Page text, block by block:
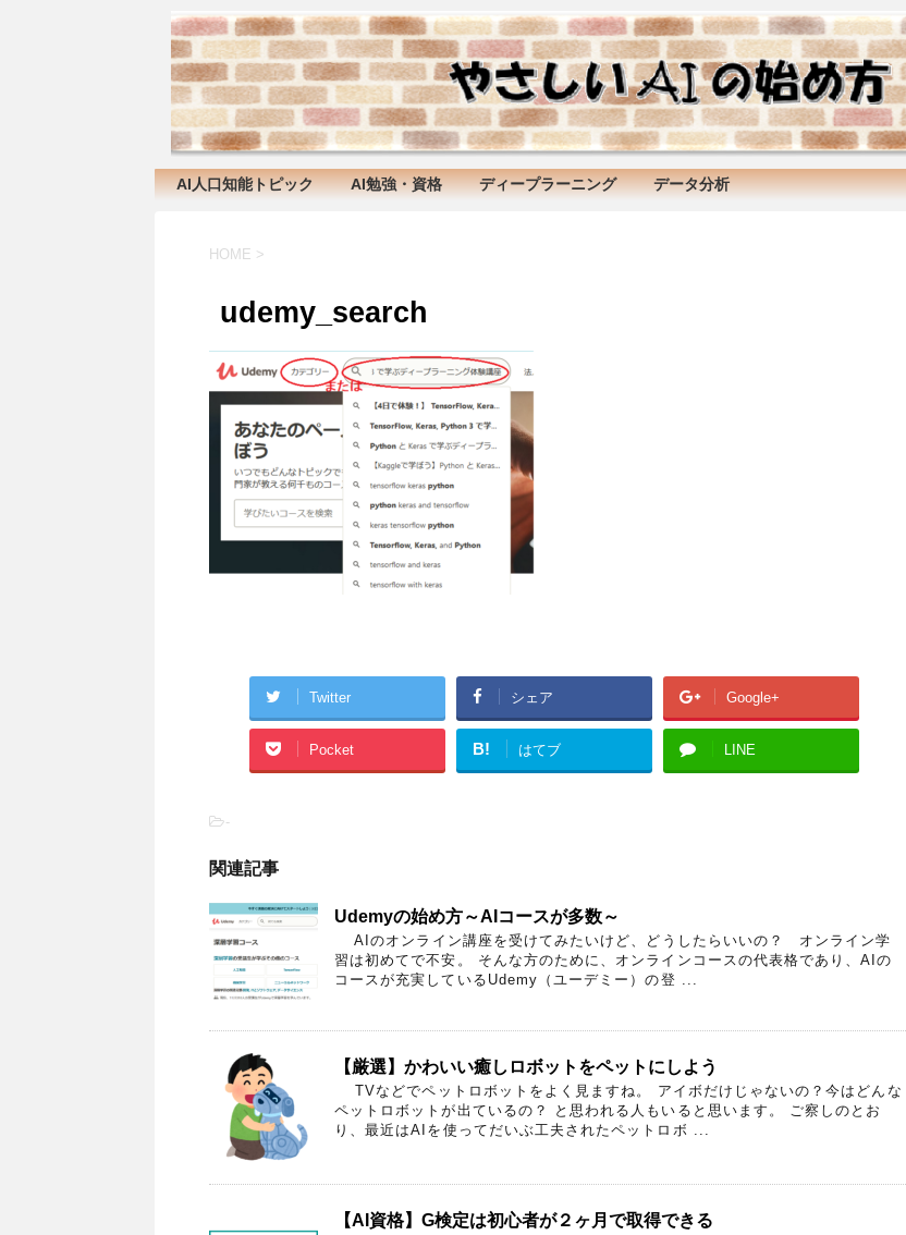
AI人口知能トピック AI勉強・資格 ディープラーニング データ分析
HOME >
udemy_search
Twitter シェア Google+
Pocket B! はてブ LINE
-
関連記事
Udemyの始め方～AIコースが多数～
AIのオンライン講座を受けてみたいけど、どうしたらいいの？ オンライン学
習は初めてで不安。 そんな方のために、オンラインコースの代表格であり、AIの
コースが充実しているUdemy（ユーデミー）の登 ...
【厳選】かわいい癒しロボットをペットにしよう
TVなどでペットロボットをよく見ますね。 アイボだけじゃないの？今はどんな
ペットロボットが出ているの？ と思われる人もいると思います。 ご察しのとお
り、最近はAIを使ってだいぶ工夫されたペットロボ ...
【AI資格】G検定は初心者が２ヶ月で取得できる